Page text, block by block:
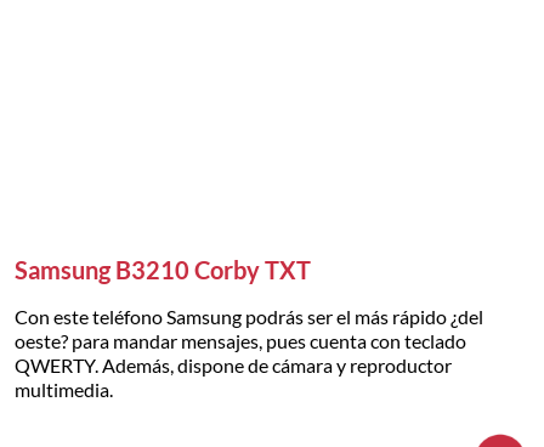
Samsung B3210 Corby TXT
Con este teléfono Samsung podrás ser el más rápido ¿del
oeste? para mandar mensajes, pues cuenta con teclado
QWERTY. Además, dispone de cámara y reproductor
multimedia.